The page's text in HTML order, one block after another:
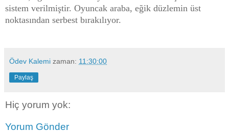
sistem verilmiştir. Oyuncak araba, eğik düzlemin üst
noktasından serbest bırakılıyor.
Ödev Kalemi zaman: 11:30:00
Paylaş
Hiç yorum yok:
Yorum Gönder